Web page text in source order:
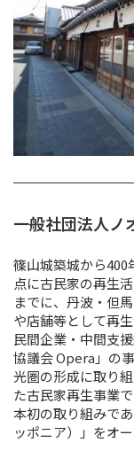
一般社団法人ノ
篠山城築城から400
点に古民家の再生
までに、丹波・但
や店舗等として再
民間企業・中間支
協議会 Opera」の
光圏の形成に取り
た古民家再生事業
本初の取り組みで
ッポニア）」をオー